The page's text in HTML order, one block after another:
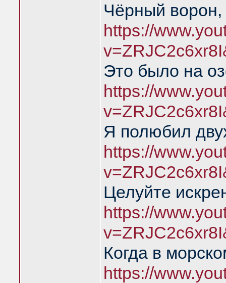
Чёрный
https://
Это было на
https://
Я полюбил
https://
Целуйте
https://
Когда в
https://